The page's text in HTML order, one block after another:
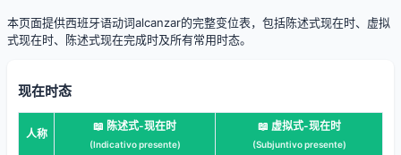
本页面提供西班牙语动词alcanzar的完整变位表，包括陈述式现在时、虚拟
式现在时、陈述式现在完成时及所有常用时态。
现在时态
人称
📖 陈述式-现在时
(Indicativo presente)
📖 虚拟式-现在时
(Subjuntivo presente)